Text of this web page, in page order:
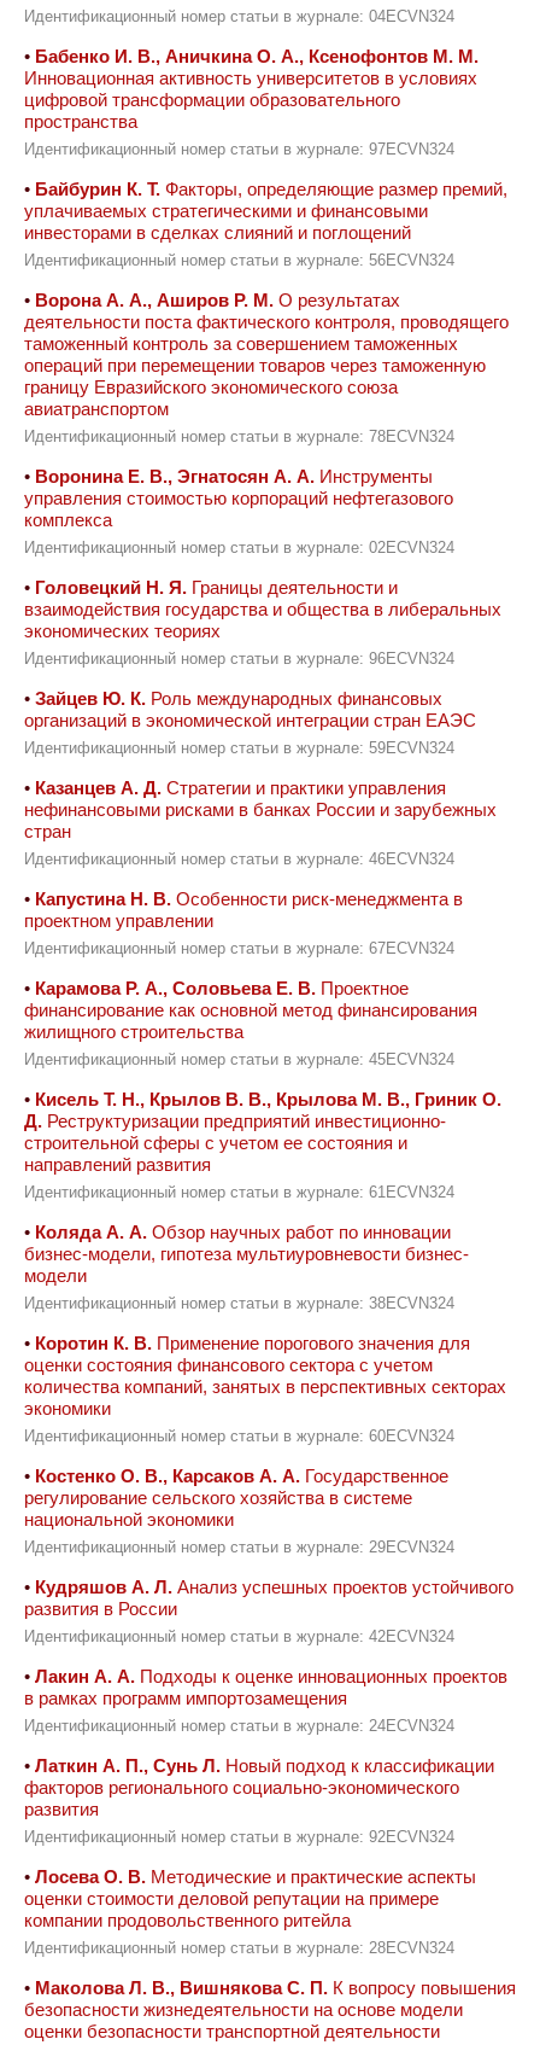
Идентификационный номер статьи в журнале: 04ECVN324
• Бабенко И. В., Аничкина О. А., Ксенофонтов М. М.
Инновационная активность университетов в условиях
цифровой трансформации образовательного
пространства
Идентификационный номер статьи в журнале: 97ECVN324
• Байбурин К. Т. Факторы, определяющие размер премий,
уплачиваемых стратегическими и финансовыми
инвесторами в сделках слияний и поглощений
Идентификационный номер статьи в журнале: 56ECVN324
• Ворона А. А., Аширов Р. М. О результатах
деятельности поста фактического контроля, проводящего
таможенный контроль за совершением таможенных
операций при перемещении товаров через таможенную
границу Евразийского экономического союза
авиатранспортом
Идентификационный номер статьи в журнале: 78ECVN324
• Воронина Е. В., Эгнатосян А. А. Инструменты
управления стоимостью корпораций нефтегазового
комплекса
Идентификационный номер статьи в журнале: 02ECVN324
• Головецкий Н. Я. Границы деятельности и
взаимодействия государства и общества в либеральных
экономических теориях
Идентификационный номер статьи в журнале: 96ECVN324
• Зайцев Ю. К. Роль международных финансовых
организаций в экономической интеграции стран ЕАЭС
Идентификационный номер статьи в журнале: 59ECVN324
• Казанцев А. Д. Стратегии и практики управления
нефинансовыми рисками в банках России и зарубежных
стран
Идентификационный номер статьи в журнале: 46ECVN324
• Капустина Н. В. Особенности риск-менеджмента в
проектном управлении
Идентификационный номер статьи в журнале: 67ECVN324
• Карамова Р. А., Соловьева Е. В. Проектное
финансирование как основной метод финансирования
жилищного строительства
Идентификационный номер статьи в журнале: 45ECVN324
• Кисель Т. Н., Крылов В. В., Крылова М. В., Гриник О.
Д. Реструктуризации предприятий инвестиционно-
строительной сферы с учетом ее состояния и
направлений развития
Идентификационный номер статьи в журнале: 61ECVN324
• Коляда А. А. Обзор научных работ по инновации
бизнес-модели, гипотеза мультиуровневости бизнес-
модели
Идентификационный номер статьи в журнале: 38ECVN324
• Коротин К. В. Применение порогового значения для
оценки состояния финансового сектора с учетом
количества компаний, занятых в перспективных секторах
экономики
Идентификационный номер статьи в журнале: 60ECVN324
• Костенко О. В., Карсаков А. А. Государственное
регулирование сельского хозяйства в системе
национальной экономики
Идентификационный номер статьи в журнале: 29ECVN324
• Кудряшов А. Л. Анализ успешных проектов устойчивого
развития в России
Идентификационный номер статьи в журнале: 42ECVN324
• Лакин А. А. Подходы к оценке инновационных проектов
в рамках программ импортозамещения
Идентификационный номер статьи в журнале: 24ECVN324
• Латкин А. П., Сунь Л. Новый подход к классификации
факторов регионального социально-экономического
развития
Идентификационный номер статьи в журнале: 92ECVN324
• Лосева О. В. Методические и практические аспекты
оценки стоимости деловой репутации на примере
компании продовольственного ритейла
Идентификационный номер статьи в журнале: 28ECVN324
• Маколова Л. В., Вишнякова С. П. К вопросу повышения
безопасности жизнедеятельности на основе модели
оценки безопасности транспортной деятельности